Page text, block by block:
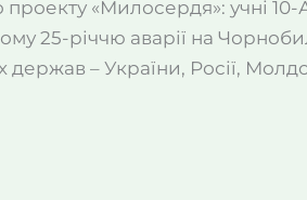
«Милосердя»: учні
25-річчю аварії на
держав – України, Росії,